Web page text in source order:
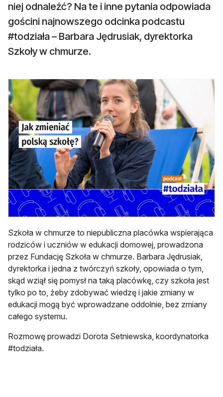
niej odnaleźć? Na te i inne pytania odpowiada
gościni najnowszego odcinka podcastu
#todziała – Barbara Jędrusiak, dyrektorka
Szkoły w chmurze.
Szkoła w chmurze to niepubliczna placówka wspierająca
rodziców i uczniów w edukacji domowej, prowadzona
przez Fundację Szkoła w chmurze. Barbara Jędrusiak,
dyrektorka i jedna z twórczyń szkoły, opowiada o tym,
skąd wziął się pomysł na taką placówkę, czy szkoła jest
tylko po to, żeby zdobywać wiedzę i jakie zmiany w
edukacji mogą być wprowadzane oddolnie, bez zmiany
całego systemu.
Rozmowę prowadzi Dorota Setniewska, koordynatorka
#todziała.